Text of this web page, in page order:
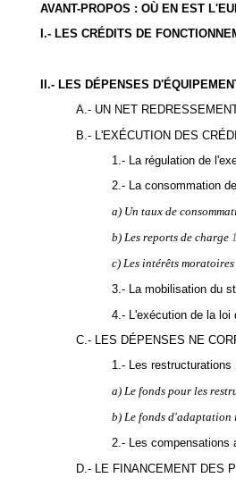
AVANT-PROPOS : OÙ EN EST
I.- LES CRÉDITS DE
II.- LES DÉPENSES
A.- UN NET
B.- L'EXÉCUTION DES
1.- La régulation de
2.- La consommation
a) Un taux de
b) Les reports de charge
c) Les intérêts moratoires
3.- La mobilisation du
4.- L'exécution de la
C.- LES DÉPENSES NE
1.- Les restructurations
a) Le fonds pour les
b) Le fonds
2.- Les compensations
D.- LE FINANCEMENT DES